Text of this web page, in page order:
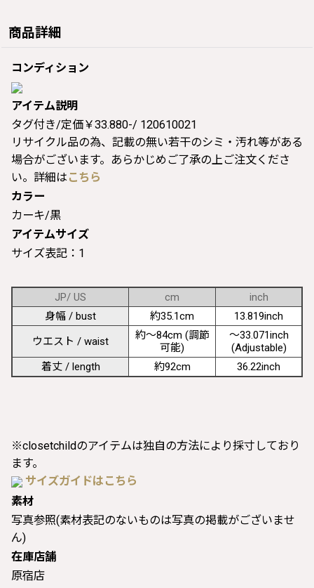
商品詳細
コンディション
アイテム説明
タグ付き/定価￥33.880-/ 120610021
リサイクル品の為、記載の無い若干のシミ・汚れ等がある
場合がございます。あらかじめご了承の上ご注文くださ
い。詳細は こちら
カラー
カーキ/黒
アイテムサイズ
サイズ表記：1
JP/ US cm
inch
身幅 / bust
約35.1cm
13.819inch
ウエスト / waist
約〜84cm (調節
可能)
〜33.071inch
(Adjustable)
着丈 / length
約92cm 36.22inch
※closetchildのアイテムは独自の方法により採寸しており
ます。
サイズガイドはこちら
素材
写真参照(素材表記のないものは写真の掲載がございませ
ん)
在庫店舗
原宿店